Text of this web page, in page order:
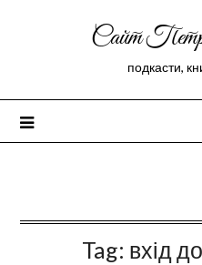
Сайт
подкасти,
Tag: вхід